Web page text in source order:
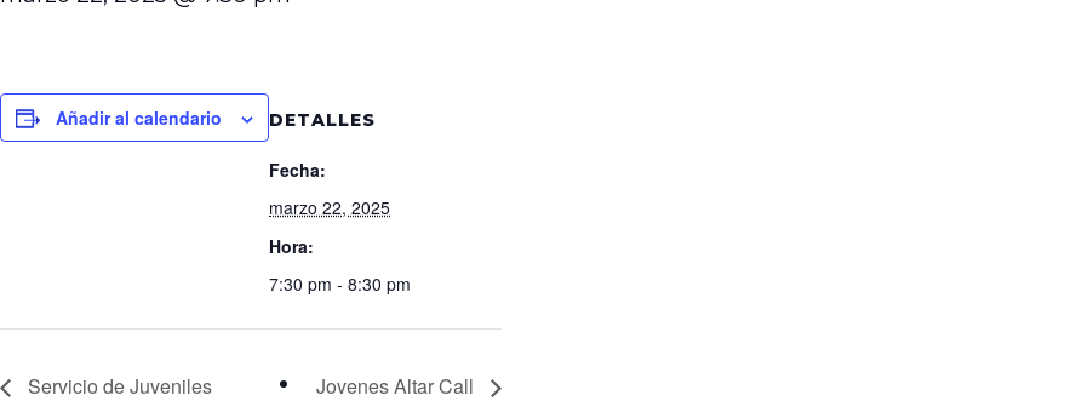
Añadir al calendario DETALLES
Fecha:
marzo 22, 2025
Hora:
7:30 pm - 8:30 pm
Servicio de Juveniles Jovenes Altar Call